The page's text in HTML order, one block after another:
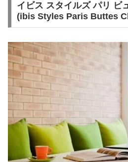
イビス スタイルズ パリ ビ
(ibis Styles Paris Buttes